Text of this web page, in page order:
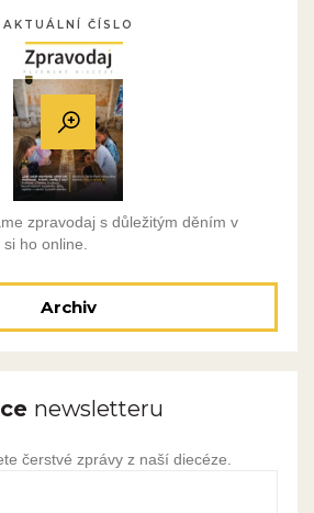
AKTUÁLNÍ ČÍSLO
zpravodaj s důležitým děním v
ho online.
Archiv
newsletteru
čerstvé zprávy z naší diecéze.